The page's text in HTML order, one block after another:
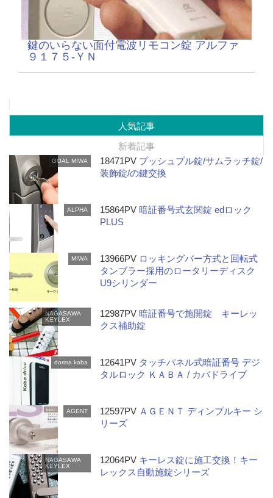
鍵のいらない面付電波リモコン錠 アルファ
９１７５-ＹＮ
人気記事
新着記事
GOAL MIWA 18471PV プッシュプル錠/サムラッチ錠/
装飾錠/の鍵交換
ALPHA 15864PV暗証番号式玄関錠 edロック
PLUS
MIWA 13966PV ロッキングバー方式と回転式
タンブラー採用のロータリーディスク
U9シリンダー
NAGASAWA
KEYLEX
12987PV暗証番号で施開錠 キーレッ
クス補助錠
dorma kaba 12641PV タッチパネル式暗証番号 デジ
タルロック ＫＡＢＡ / カバドライブ
AGENT 12597PV ＡＧＥＮＴ ディンプルキー シ
リーズ
NAGASAWA
KEYLEX
12064PV キーレス錠に施工交換！キー
レックス自動施錠シリーズ